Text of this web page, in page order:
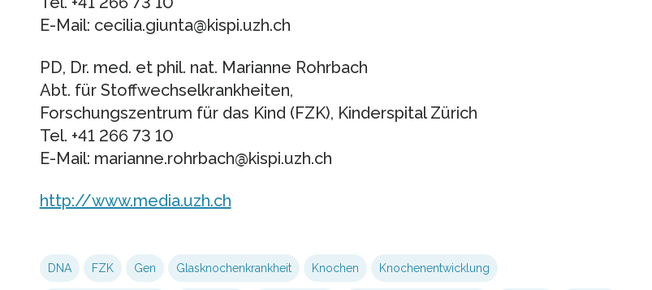
E-Mail: cecilia.giunta@kispi.uzh.ch
PD, Dr. med. et phil. nat. Marianne Rohrbach
Abt. für Stoffwechselkrankheiten,
Forschungszentrum für das Kind (FZK), Kinderspital Zürich
Tel. +41 266 73 10
E-Mail: marianne.rohrbach@kispi.uzh.ch
http://www.media.uzh.ch
DNA FZK Gen Glasknochenkrankheit Knochen Knochenentwicklung